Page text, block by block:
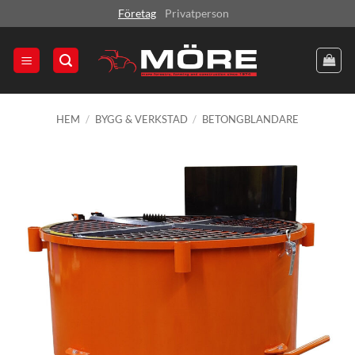
to
content
Företag Privatperson
HEM / BYGG & VERKSTAD / BETONGBLANDARE